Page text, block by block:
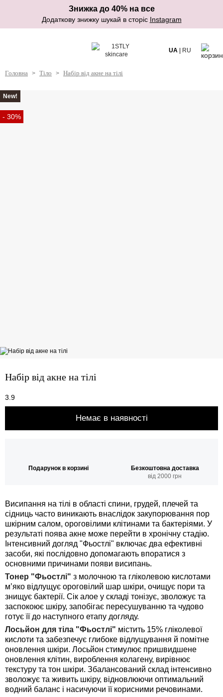
Знижка до 40% на все
Додаткову знижку шукай в сторіс Instagram
UA RU
Головна > Тіло > Набір від акне на тілі
New!
- 30%
Набір від акне на тілі
3.9
Немає в наявності
Подарунок в корзині
Безкоштовна доставка
від 2000 грн
Висипання на тілі в області спини, грудей, плечей та
сідниць часто виникають внаслідок закупорювання пор
шкірним салом, ороговілими клітинами та бактеріями. У
результаті поява акне може перейти в хронічну стадію.
Інтенсивний догляд "Фьостлі" включає два ефективні
засоби, які послідовно допомагають впоратися з
основними причинами появи висипань.
Тонер "Фьостлі" з молочною та гліколевою кислотами
м’яко відлущує ороговілий шар шкіри, очищує пори та
знищує бактерії. Сік алое у складі тонізує, зволожує та
заспокоює шкіру, запобігає пересушуванню та чудово
готує її до наступного етапу догляду.
Лосьйон для тіла "Фьостлі" містить 15% гліколевої
кислоти та забезпечує глибоке відлущування й помітне
оновлення шкіри. Лосьйон стимулює пришвидшене
оновлення клітин, вироблення колагену, вирівнює
текстуру та тон шкіри. Збалансований склад інтенсивно
зволожує та живить шкіру, відновлюючи оптимальний
водний баланс і насичуючи її корисними речовинами.